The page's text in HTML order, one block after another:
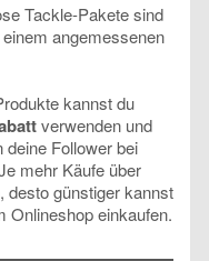
Tackle-Pakete sind
angemessenen
kannst du
verwenden und
Follower bei
mehr Käufe über
desto günstiger kannst
Onlineshop einkaufen.